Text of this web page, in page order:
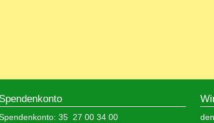
Spendenkonto
35 27 00 34 00